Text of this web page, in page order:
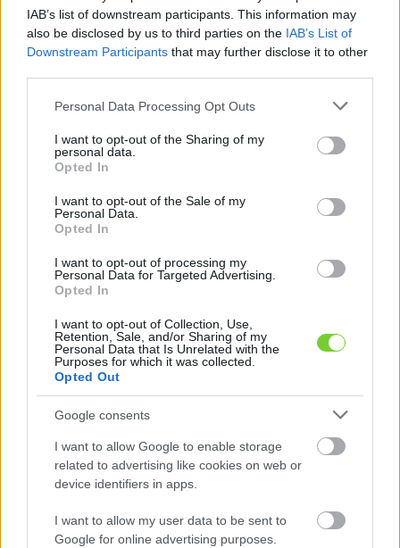
IAB’s list of downstream participants. This information may
also be disclosed by us to third parties on the IAB’s List of
Downstream Participants that may further disclose it to other
Please note that this website/app uses one or more Google
not limited to your visit or usage behaviour. You may click to
grant or deny consent to Google and its third-party tags to
use your data for below specified purposes in below Google
consent section.
Personal Data Processing Opt Outs
I want to opt-out of the Sharing of my
personal data.
Opted In
I want to opt-out of the Sale of my
Personal Data.
Opted In
I want to opt-out of processing my
Personal Data for Targeted Advertising.
Opted In
I want to opt-out of Collection, Use,
Retention, Sale, and/or Sharing of my
Personal Data that Is Unrelated with the
Purposes for which it was collected.
Opted Out
Google consents
I want to allow Google to enable storage
related to advertising like cookies on web or
device identifiers in apps.
I want to allow my user data to be sent to
Google for online advertising purposes.
Felhasználónév
Jelszó
Elfelejtette jelszavát?
Bejelentkezés
faiskola.hu
Kertészeti, kerti termékek és szolgáltatások térképes
KERTÉSZ ÉS KERTÉSZET REGISZTRÁCIÓ
Vérszilva (Prunus
cerasifera'Hessei')